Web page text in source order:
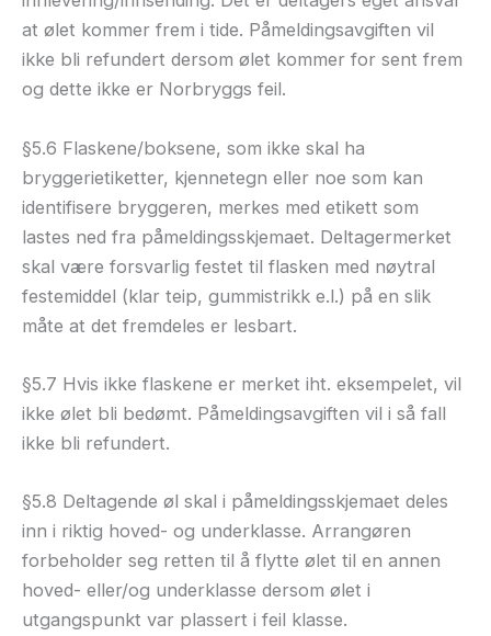
at ølet kommer frem i tide. Påmeldingsavgiften vil
ikke bli refundert dersom ølet kommer for sent frem
og dette ikke er Norbryggs feil.
§5.6 Flaskene/boksene, som ikke skal ha
bryggerietiketter, kjennetegn eller noe som kan
identifisere bryggeren, merkes med etikett som
lastes ned fra påmeldingsskjemaet. Deltagermerket
skal være forsvarlig festet til flasken med nøytral
festemiddel (klar teip, gummistrikk e.l.) på en slik
måte at det fremdeles er lesbart.
§5.7 Hvis ikke flaskene er merket iht. eksempelet, vil
ikke ølet bli bedømt. Påmeldingsavgiften vil i så fall
ikke bli refundert.
§5.8 Deltagende øl skal i påmeldingsskjemaet deles
inn i riktig hoved- og underklasse. Arrangøren
forbeholder seg retten til å flytte ølet til en annen
hoved- eller/og underklasse dersom ølet i
utgangspunkt var plassert i feil klasse.